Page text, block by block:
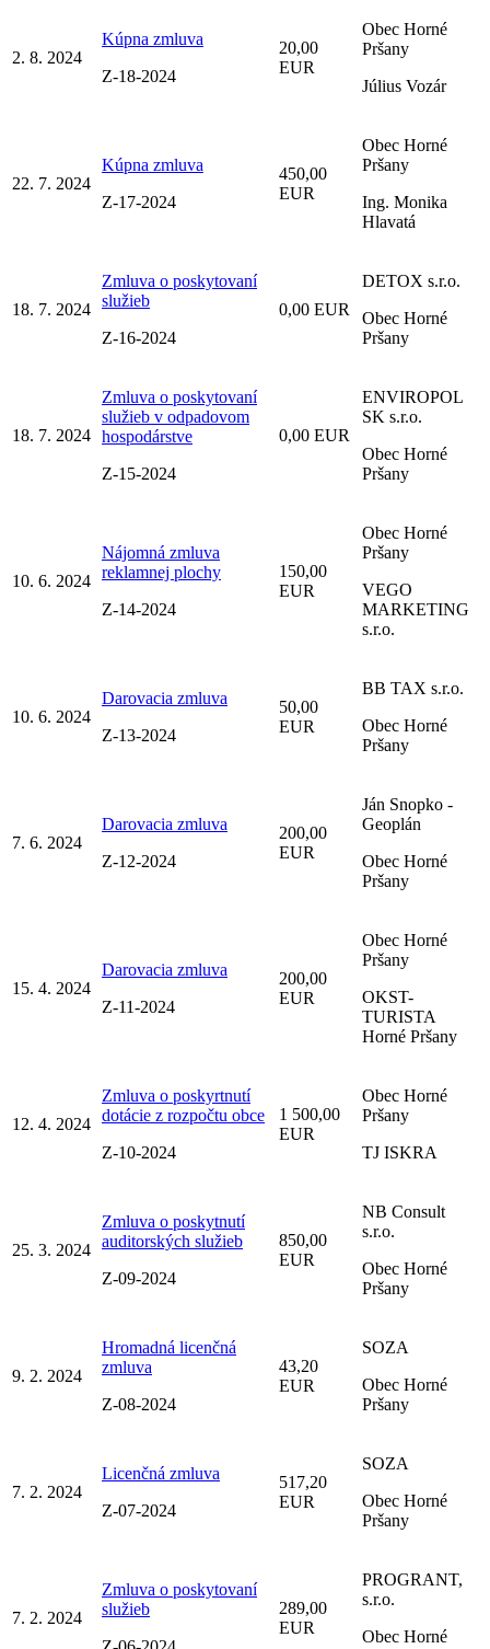
2. 8. 2024
Kúpna zmluva
Z-18-2024
20,00
EUR
Obec Horné
Pršany
Július Vozár
22. 7. 2024
Kúpna zmluva
Z-17-2024
450,00
EUR
Obec Horné
Pršany
Ing. Monika
Hlavatá
18. 7. 2024
Zmluva o poskytovaní
služieb
Z-16-2024
0,00 EUR
DETOX s.r.o.
Obec Horné
Pršany
18. 7. 2024
Zmluva o poskytovaní
služieb v odpadovom
hospodárstve
Z-15-2024
0,00 EUR
ENVIROPOL
SK s.r.o.
Obec Horné
Pršany
10. 6. 2024
Nájomná zmluva
reklamnej plochy
Z-14-2024
150,00
EUR
Obec Horné
Pršany
VEGO
MARKETING
s.r.o.
10. 6. 2024
Darovacia zmluva
Z-13-2024
50,00
EUR
BB TAX s.r.o.
Obec Horné
Pršany
7. 6. 2024
Darovacia zmluva
Z-12-2024
200,00
EUR
Ján Snopko -
Geoplán
Obec Horné
Pršany
15. 4. 2024
Darovacia zmluva
Z-11-2024
200,00
EUR
Obec Horné
Pršany
OKST-
TURISTA
Horné Pršany
12. 4. 2024
Zmluva o poskyrtnutí
dotácie z rozpočtu obce
Z-10-2024
1 500,00
EUR
Obec Horné
Pršany
TJ ISKRA
25. 3. 2024
Zmluva o poskytnutí
auditorských služieb
Z-09-2024
850,00
EUR
NB Consult
s.r.o.
Obec Horné
Pršany
9. 2. 2024
Hromadná licenčná
zmluva
Z-08-2024
43,20
EUR
SOZA
Obec Horné
Pršany
7. 2. 2024
Licenčná zmluva
Z-07-2024
517,20
EUR
SOZA
Obec Horné
Pršany
7. 2. 2024
Zmluva o poskytovaní
služieb
289,00
EUR
PROGRANT,
s.r.o.
Obec Horné